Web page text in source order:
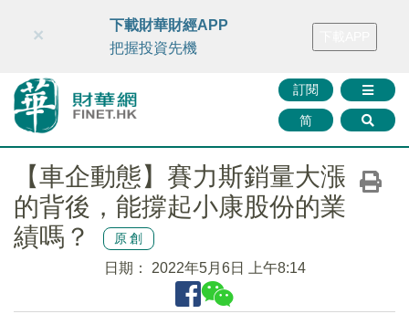
財華智庫網 FINTV FINMETA 財華證券 媒體矩陣
訂閱
简
×
下載財華財經APP
把握投資先機
【車企動態】賽力斯銷量大漲
的背後，能撐起小康股份的業
績嗎？
原創
日期： 2022年5月6日 上午8:14